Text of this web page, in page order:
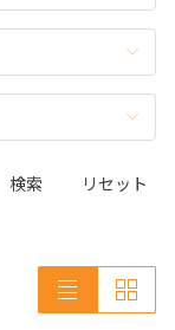
検索 リセット